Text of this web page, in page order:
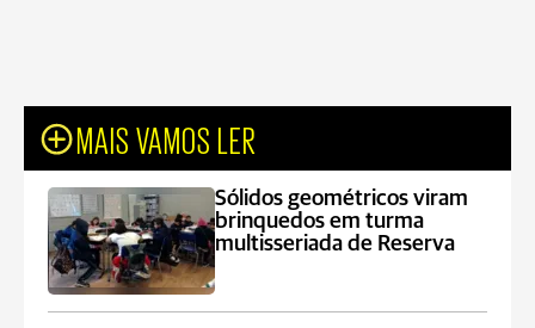
MAIS VAMOS LER
Sólidos geométricos viram
brinquedos em turma
multisseriada de Reserva